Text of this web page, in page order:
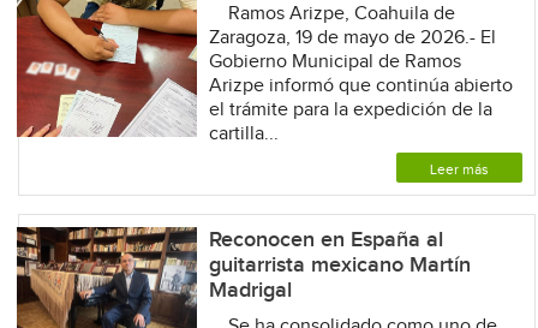
Ramos Arizpe, Coahuila de
Zaragoza, 19 de mayo de 2026.- El
Gobierno Municipal de Ramos
Arizpe informó que continúa abierto
el trámite para la expedición de la
cartilla...
Leer más
Reconocen en España al
guitarrista mexicano Martín
Madrigal